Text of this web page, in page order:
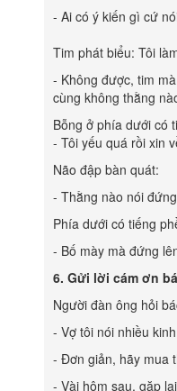
- Ai có ý kiến gì cứ
Tim phát biểu: Tôi
- Không được, tim
cùng không thằng
Bỗng ở phía dưới có
- Tôi yếu quá rồi xin
Não đập bàn quát:
- Thằng nào nói
Phía dưới có tiếng
- Bố mày mà đứng
6. Gửi lời cám ơn
Người đàn ông hỏi
- Vợ tôi nói nhiều
- Đơn giản, hãy mua
- Vài hôm sau, gặp